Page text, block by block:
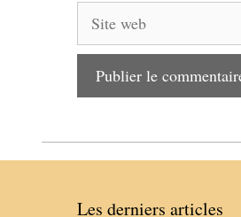
Site
web
Les derniers articles